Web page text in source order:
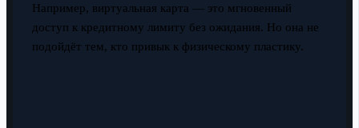
Например, виртуальная карта — это мгновенный
доступ к кредитному лимиту без ожидания. Но она не
подойдёт тем, кто привык к физическому пластику.